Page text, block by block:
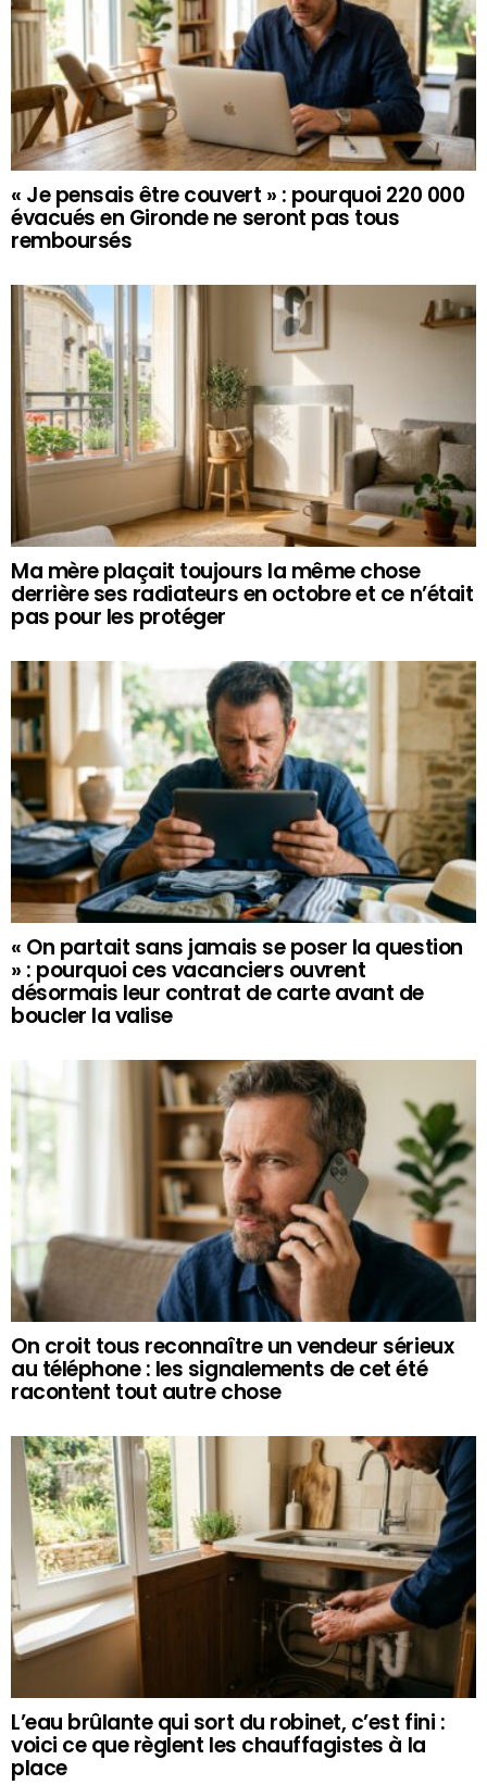
« Je pensais être couvert » : pourquoi 220 000
évacués en Gironde ne seront pas tous
remboursés
Ma mère plaçait toujours la même chose
derrière ses radiateurs en octobre et ce n’était
pas pour les protéger
« On partait sans jamais se poser la question
» : pourquoi ces vacanciers ouvrent
désormais leur contrat de carte avant de
boucler la valise
On croit tous reconnaître un vendeur sérieux
au téléphone : les signalements de cet été
racontent tout autre chose
L’eau brûlante qui sort du robinet, c’est fini :
voici ce que règlent les chauffagistes à la
place